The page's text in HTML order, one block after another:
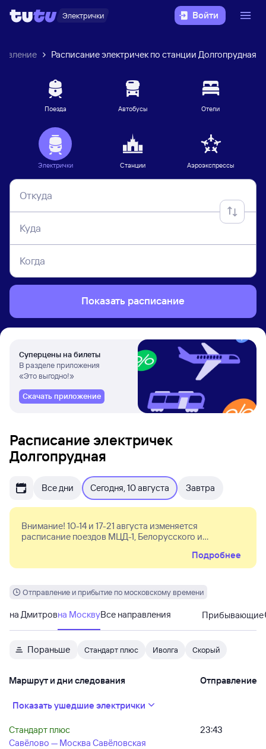
Электрички Войти
Расписание электричек по станции Долгопрудная
Поезда Автобусы Отели
Электрички Станции Аэроэкспрессы
Откуда
Куда
Когда
Показать расписание
Суперцены на билеты
В разделе приложения
«Это выгодно!»
Скачать приложение
Расписание электричек
Долгопрудная
Все дни Сегодня, 10 августа Завтра
Внимание! 10-14 и 17-21 августа изменяется
расписание поездов МЦД-1, Белорусского и
измененным расписанием, часть поездов сокращена
или отменена полностью. Увеличен интервал
поездам Белорусского направления изменен набор
остановок, некоторые поезда проследуют с
длительными стоянками по ст. Можайск, Дорохово,
Голицыно или Одинцово.
Подробнее
Отправление и прибытие по московскому времени
на Дмитровна МосквуВсе направления Прибывающие
Пораньше Стандарт плюс Иволга Скорый
Маршрут и дни следования Отправление
Показать ушедшие электрички
Стандарт плюс
Савёлово — Москва Савёловская
23:43